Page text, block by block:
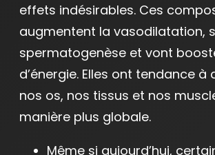
effets indésirables. Ces
augmentent la vasodilatation,
spermatogenèse et vont
d’énergie. Elles ont tendance à
nos os, nos tissus et nos
manière plus globale.
Même si aujourd’hui,